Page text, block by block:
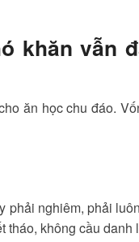
khăn vẫn
ăn học chu đáo.
phải nghiêm, phải
tháo, không cầu danh